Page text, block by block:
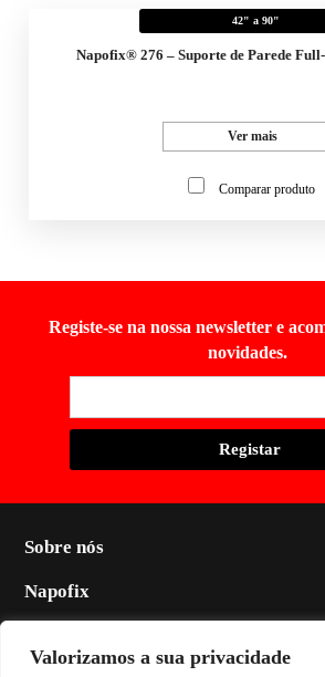
Valorizamos a sua privacidade
42" a 90"
Napofix® 276 – Suporte de Parede
Ver mais
Comparar produto
Registe-se na nossa newsletter e
novidades.
Sobre nós
Napofix